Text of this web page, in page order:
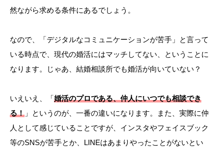
然ながら求める条件にあるでしょう。
なので、「デジタルなコミュニケーションが苦手」と言って
いる時点で、現代の婚活にはマッチしてない、ということに
なります。じゃあ、結婚相談所でも婚活が向いていない？
いえいえ、「婚活のプロである、仲人にいつでも相談でき
る！ 」というのが、一番の違いになります。また、実際に仲
人として感じていることですが、インスタやフェイスブック
等のSNSが苦手とか、LINEはあまりやったことがないとい